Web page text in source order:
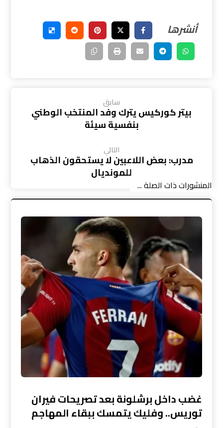
سابق
بيتر كوركيس يترك وفد المنتخب الوطني
بنفسية سيئة
التالي
مدرب: بعض اللاعبين لا يستحقون الذهاب
للمونديال
المنشورات ذات الصلة ...
غضب داخل برشلونة بعد تصريحات فيران
توريس.. وفليك يتمسك ببقاء المهاجم